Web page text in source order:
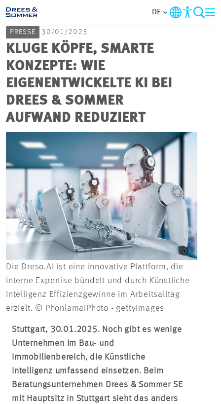
MARKETS
SERVICES
UNTERNEHMEN
IM FOKUS
KARRIERE
PROJEKTE
KONTAKT
DE
PRESSE 30/01/2025
KLUGE KÖPFE, SMARTE
KONZEPTE: WIE
EIGENENTWICKELTE KI BEI
DREES & SOMMER
AUFWAND REDUZIERT
Die Dreso.AI ist eine innovative Plattform, die
interne Expertise bündelt und durch Künstliche
Intelligenz Effizienzgewinne im Arbeitsalltag
erzielt. © PhonlamaiPhoto - gettyimages
Stuttgart, 30.01.2025. Noch gibt es wenige
Unternehmen im Bau- und
Immobilienbereich, die Künstliche
Intelligenz umfassend einsetzen. Beim
Beratungsunternehmen Drees & Sommer SE
mit Hauptsitz in Stuttgart sieht das anders